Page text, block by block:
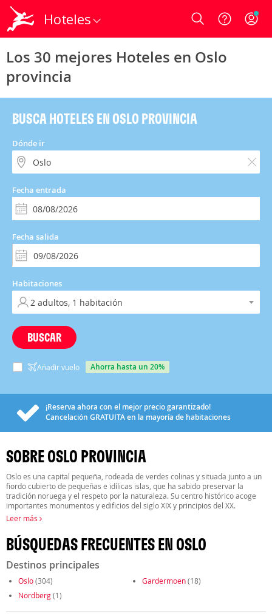
Hoteles Login
Los 30 mejores Hoteles en Oslo
provincia
BUSCA HOTELES EN OSLO PROVINCIA
Dónde ir
Fecha entrada
Fecha salida
Habitaciones
BUSCAR
Añadir vuelo ahorra hasta un 20%
¡Reserva ahora con el mejor precio garantizado!
Cancelación GRATUITAen la mayoría de habitaciones
SOBRE OSLO PROVINCIA
Oslo es una capital pequeña, rodeada de verdes colinas y situada junto a un
fiordo cubierto de pequeñas e idílicas islas, que ha sabido preservar la
tradición noruega y el respeto por la naturaleza. Su centro histórico acoge
importantes monumentos y edificios del siglo XIX y principios del XX.
Leer más
BÚSQUEDAS FRECUENTES EN OSLO
Destinos principales
Oslo(304) Gardermoen(18)
Nordberg(1)